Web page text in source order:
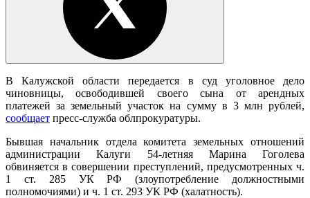
В Калужской области передается в суд уголовное дело
чиновницы, освободившей своего сына от арендных
платежей за земельный участок на сумму в 3 млн рублей,
сообщает пресс-служба облпрокуратуры.
Бывшая начальник отдела комитета земельных отношений
администрации Калуги 54-летняя Марина Гоголева
обвиняется в совершении преступлений, предусмотренных ч.
1 ст. 285 УК РФ (злоупотребление должностными
полномочиями) и ч. 1 ст. 293 УК РФ (халатность).